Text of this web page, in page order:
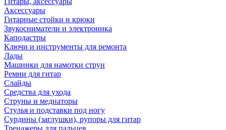
Аксессуары
Гитарные стойки и крюки
Звукосниматели и электроника
Каподастры
Ключи и инструменты для ремонта
Лады
Машинки для намотки струн
Ремни для гитар
Слайды
Средства для ухода
Струны и медиаторы
Стулья и подставки под ногу
Сурдины (заглушки), рупоры для гитар
Тренажеры для пальцев